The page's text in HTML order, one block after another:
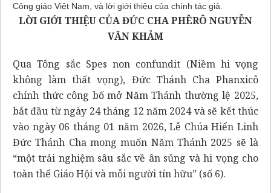
Công giáo Việt Nam, và lời giới thiệu của chính tác giả.
LỜI GIỚI THIỆU CỦA ĐỨC CHA PHÊRÔ NGUYỄN
VĂN KHẢM
Qua Tông sắc Spes non confundit (Niềm hi vọng
không làm thất vọng), Đức Thánh Cha Phanxicô
chính thức công bố mở Năm Thánh thường lệ 2025,
bắt đầu từ ngày 24 tháng 12 năm 2024 và sẽ kết thúc
vào ngày 06 tháng 01 năm 2026, Lễ Chúa Hiển Linh
Đức Thánh Cha mong muốn Năm Thánh 2025 sẽ là
“một trải nghiệm sâu sắc về ân sủng và hi vọng cho
toàn thể Giáo Hội và mỗi người tín hữu” (số 6).